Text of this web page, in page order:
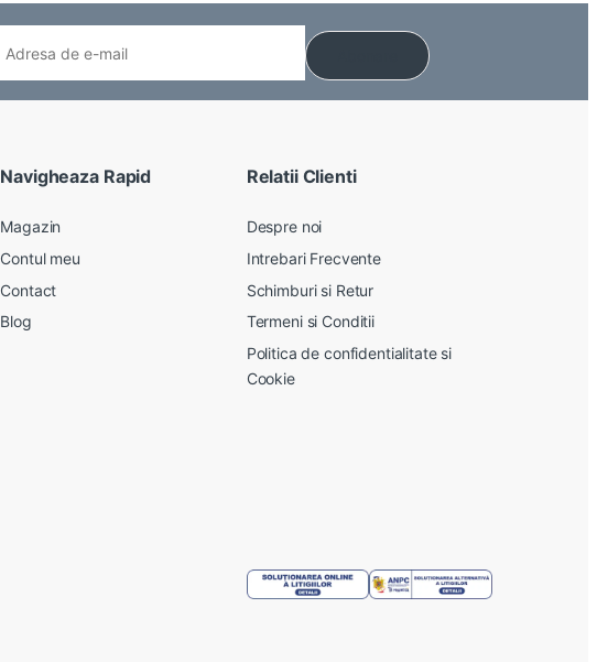
Navigheaza Rapid
Magazin
Contul meu
Contact
Blog
Relatii Clienti
Despre noi
Intrebari Frecvente
Schimburi si Retur
Termeni si Conditii
Politica de confidentialitate si
Cookie